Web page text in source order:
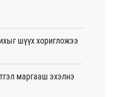
шүүх хоригложээ
маргааш эхэлнэ